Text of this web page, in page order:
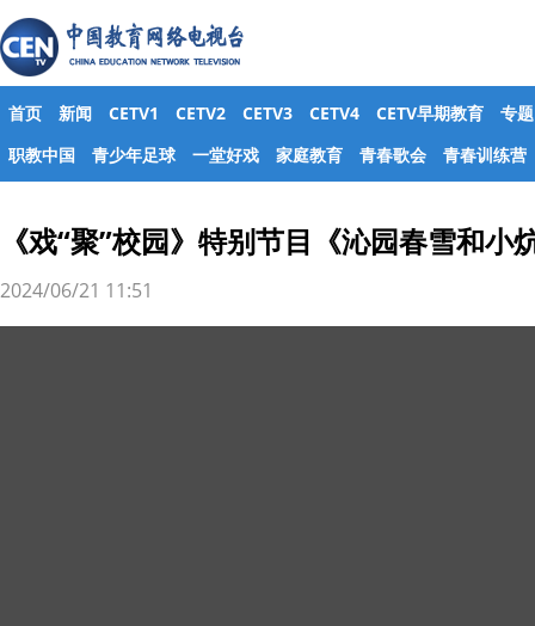
首页 新闻 CETV1 CETV2 CETV3 CETV4 CETV早期教育
专题
职教中国
青少年足球 一堂好戏 家庭教育 青春歌会 青春训练营
《戏“聚”校园》特别节目《沁园春雪和小
2024/06/21 11:51